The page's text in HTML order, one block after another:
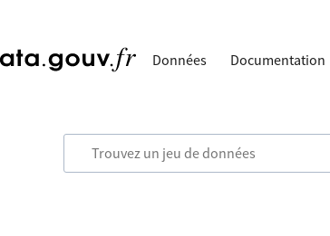
Données Documentation